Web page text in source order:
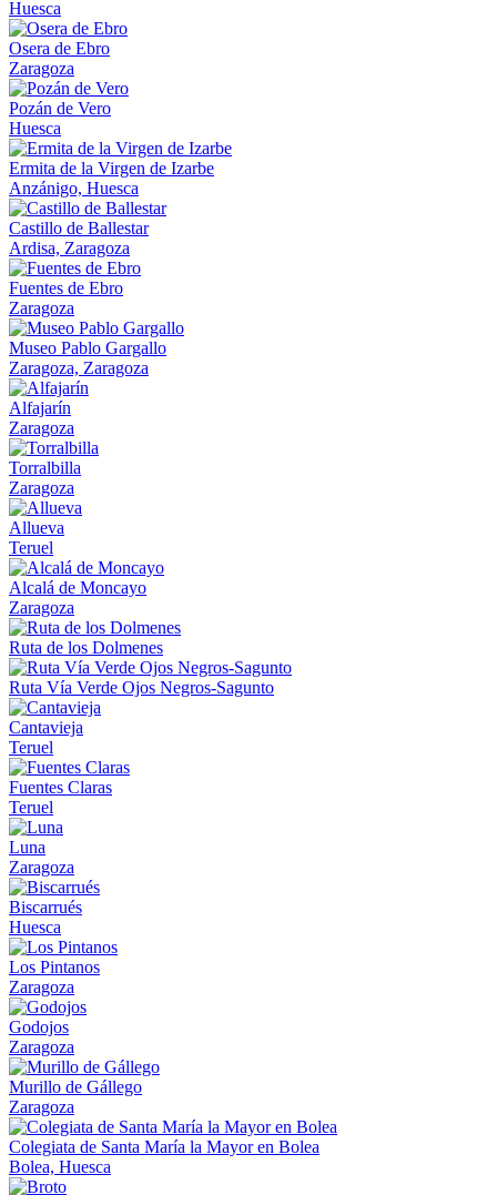
Huesca
Osera de Ebro
Zaragoza
Pozán de Vero
Huesca
Ermita de la Virgen de Izarbe
Anzánigo, Huesca
Castillo de Ballestar
Ardisa, Zaragoza
Fuentes de Ebro
Zaragoza
Museo Pablo Gargallo
Zaragoza, Zaragoza
Alfajarín
Zaragoza
Torralbilla
Zaragoza
Allueva
Teruel
Alcalá de Moncayo
Zaragoza
Ruta de los Dolmenes
Ruta Vía Verde Ojos Negros-Sagunto
Cantavieja
Teruel
Fuentes Claras
Teruel
Luna
Zaragoza
Biscarrués
Huesca
Los Pintanos
Zaragoza
Godojos
Zaragoza
Murillo de Gállego
Zaragoza
Colegiata de Santa María la Mayor en Bolea
Bolea, Huesca